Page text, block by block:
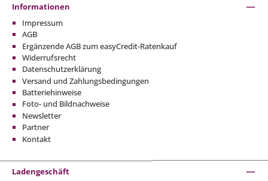
Informationen
Impressum
AGB
Ergänzende AGB zum easyCredit-Ratenkauf
Widerrufsrecht
Datenschutzerklärung
Versand und Zahlungsbedingungen
Batteriehinweise
Foto- und Bildnachweise
Newsletter
Partner
Kontakt
Ladengeschäft